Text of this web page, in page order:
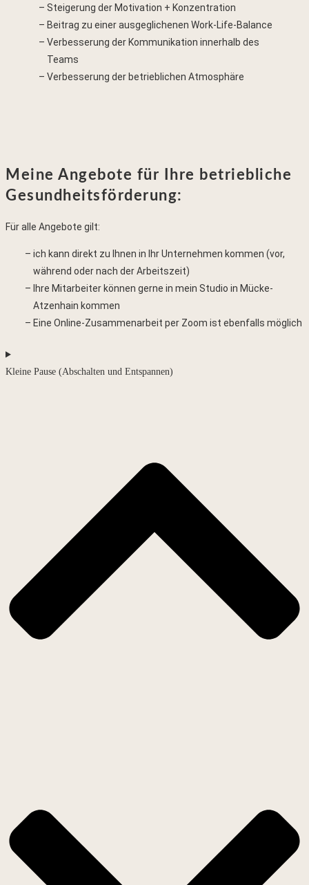
Steigerung der Motivation + Konzentration
Beitrag zu einer ausgeglichenen Work-Life-Balance
Verbesserung der Kommunikation innerhalb des
Teams
Verbesserung der betrieblichen Atmosphäre
Meine Angebote für Ihre betriebliche
Gesundheitsförderung:
Für alle Angebote gilt:
ich kann direkt zu Ihnen in Ihr Unternehmen kommen (vor,
während oder nach der Arbeitszeit)
Ihre Mitarbeiter können gerne in mein Studio in Mücke-
Atzenhain kommen
Eine Online-Zusammenarbeit per Zoom ist ebenfalls möglich
Kleine Pause (Abschalten und Entspannen)